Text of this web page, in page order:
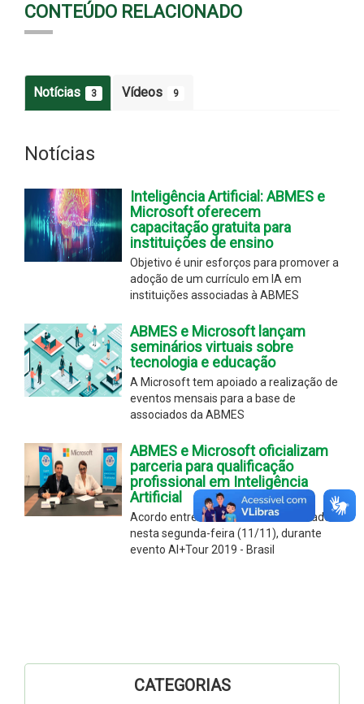
CONTEÚDO RELACIONADO
Notícias 3 Vídeos 9
Notícias
Inteligência Artificial: ABMES e
Microsoft oferecem
capacitação gratuita para
instituições de ensino
Objetivo é unir esforços para promover a
adoção de um currículo em IA em
instituições associadas à ABMES
ABMES e Microsoft lançam
seminários virtuais sobre
tecnologia e educação
A Microsoft tem apoiado a realização de
eventos mensais para a base de
associados da ABMES
ABMES e Microsoft oficializam
parceria para qualificação
profissional em Inteligência
Artificial
Acordo entre as entidades foi assinado
nesta segunda-feira (11/11), durante
evento AI+Tour 2019 - Brasil
CATEGORIAS